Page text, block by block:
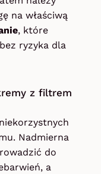
na właściwą
, które
ryzyka dla
z filtrem
Nadmierna
do
a